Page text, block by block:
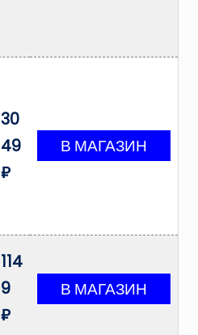
30
49
₽
114
9
₽